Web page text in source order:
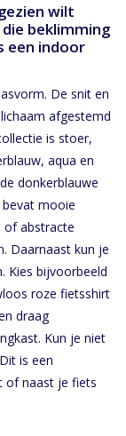
wilt
beklimming
een indoor
De snit en
afgestemd
is stoer,
aqua en
donkerblauwe
bevat mooie
of abstracte
Daarnaast kun je
Kies bijvoorbeeld
roze fietsshirt
draag
Kun je niet
is een
of naast je fiets